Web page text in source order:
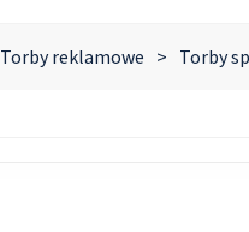
Torby reklamowe > Torby